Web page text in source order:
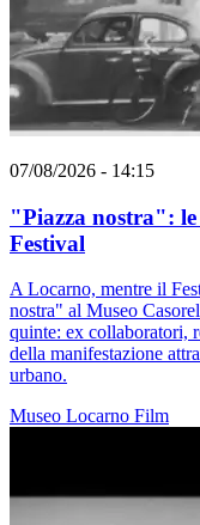
07/08/2026 - 14:15
"Piazza nostra": le
Festival
A Locarno, mentre il
nostra" al Museo
quinte: ex collaboratori,
della manifestazione
urbano.
Museo Locarno Film